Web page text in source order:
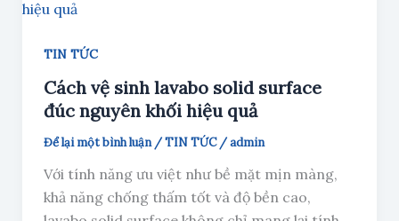
TIN TỨC
Cách vệ sinh lavabo solid surface
đúc nguyên khối hiệu quả
Để lại một bình luận /TIN TỨC/admin
Với tính năng ưu việt như bề mặt mịn màng,
khả năng chống thấm tốt và độ bền cao,